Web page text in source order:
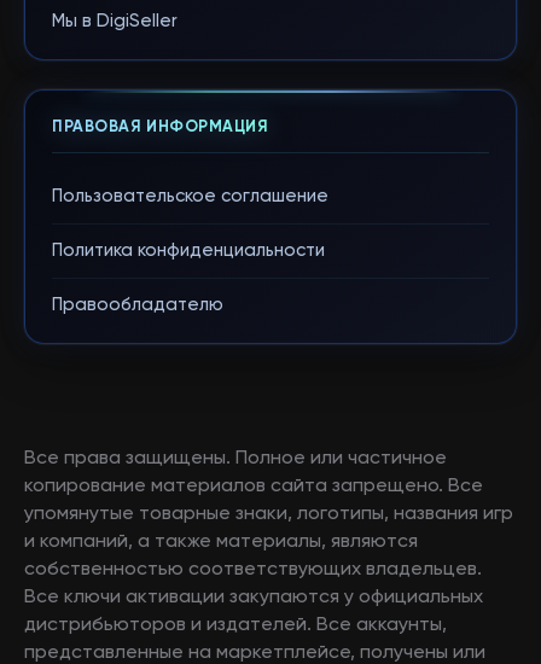
Мы в DigiSeller
ПРАВОВАЯ ИНФОРМАЦИЯ
Пользовательское соглашение
Политика конфиденциальности
Правообладателю
Все права защищены. Полное или частичное
копирование материалов сайта запрещено. Все
упомянутые товарные знаки, логотипы, названия игр
и компаний, а также материалы, являются
собственностью соответствующих владельцев.
Все ключи активации закупаются у официальных
дистрибьюторов и издателей. Все аккаунты,
представленные на маркетплейсе, получены или